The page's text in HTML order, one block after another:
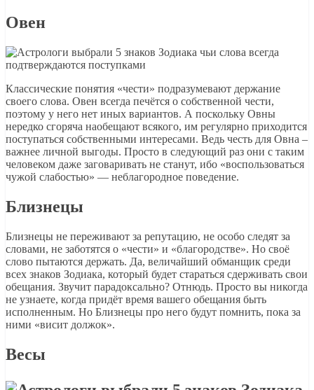
Овен
Классические понятия «чести» подразумевают держание
своего слова. Овен всегда печётся о собственной чести,
поэтому у него нет иных вариантов. А поскольку Овны
нередко сгоряча наобещают всякого, им регулярно приходится
поступаться собственными интересами. Ведь честь для Овна –
важнее личной выгоды. Просто в следующий раз они с таким
человеком даже заговаривать не станут, ибо «воспользоваться
чужой слабостью» — неблагородное поведение.
Близнецы
Близнецы не переживают за репутацию, не особо следят за
словами, не заботятся о «чести» и «благородстве». Но своё
слово пытаются держать. Да, величайший обманщик среди
всех знаков Зодиака, который будет стараться сдерживать свои
обещания. Звучит парадоксально? Отнюдь. Просто вы никогда
не узнаете, когда придёт время вашего обещания быть
исполненным. Но Близнецы про него будут помнить, пока за
ними «висит должок».
Весы